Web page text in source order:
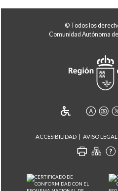
© Todos los
Comunidad Autónoma
ACCESIBILIDAD AVISO LEGAL